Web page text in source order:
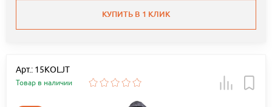
КУПИТЬ В 1 КЛИК
Арт.: 15KOLJT
Товар в наличии